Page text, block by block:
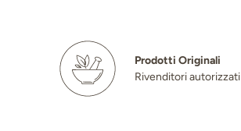
Prodotti Originali
Rivenditori autorizzati